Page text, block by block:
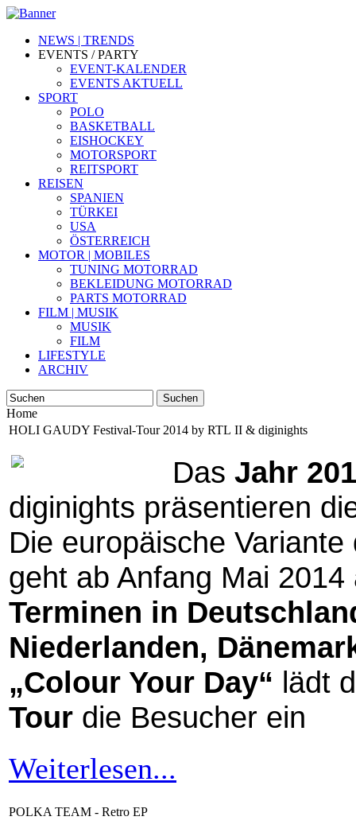
NEWS | TRENDS
EVENTS / PARTY
EVENT-KALENDER
EVENTS AKTUELL
SPORT
POLO
BASKETBALL
EISHOCKEY
MOTORSPORT
REITSPORT
REISEN
SPANIEN
TÜRKEI
USA
ÖSTERREICH
MOTOR | MOBILES
TUNING MOTORRAD
BEKLEIDUNG MOTORRAD
PARTS MOTORRAD
FILM | MUSIK
MUSIK
FILM
LIFESTYLE
ARCHIV
Suchen
Home
HOLI GAUDY Festival-Tour 2014 by RTL II & diginights
Das Jahr
diginights präsentieren
Die europäische
geht ab Anfang Mai
Terminen in
Niederlanden,
„Colour Your Day“ lädt
Tour die Besucher ein
Weiterlesen...
POLKA TEAM - Retro EP